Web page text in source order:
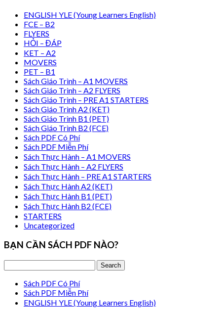
ENGLISH YLE (Young Learners English)
FCE – B2
FLYERS
HỎI – ĐÁP
KET – A2
MOVERS
PET – B1
Sách Giáo Trình – A1 MOVERS
Sách Giáo Trình – A2 FLYERS
Sách Giáo Trình – PRE A1 STARTERS
Sách Giáo Trình A2 (KET)
Sách Giáo Trình B1 (PET)
Sách Giáo Trình B2 (FCE)
Sách PDF Có Phí
Sách PDF Miễn Phí
Sách Thực Hành – A1 MOVERS
Sách Thực Hành – A2 FLYERS
Sách Thực Hành – PRE A1 STARTERS
Sách Thực Hành A2 (KET)
Sách Thực Hành B1 (PET)
Sách Thực Hành B2 (FCE)
STARTERS
Uncategorized
BẠN CẦN SÁCH PDF NÀO?
Sách PDF Có Phí
Sách PDF Miễn Phí
ENGLISH YLE (Young Learners English)